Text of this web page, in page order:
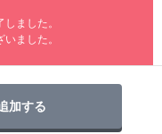
ました。
ました。
加する